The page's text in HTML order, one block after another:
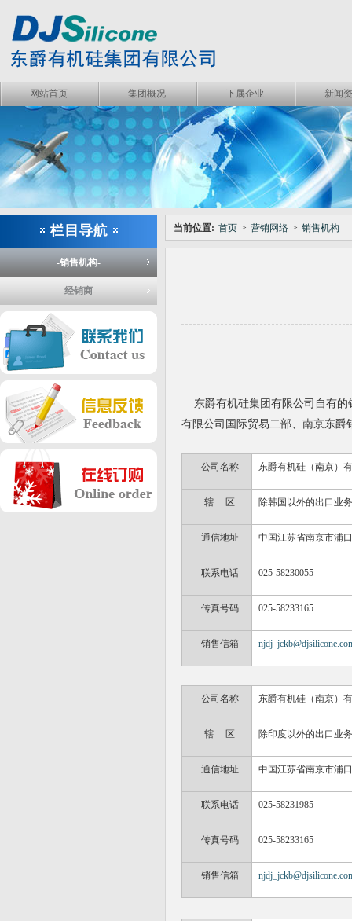
网站首页 集团概况 下属企业 新闻
-销售机构-
-经销商-
当前位置: 首页 > 营销网络 > 销售机构
东爵有机硅集团有限公司自有的
有限公司国际贸易二部、 南京东爵
公司名称 东爵有机硅（南京）
辖 区 除韩国以外的出口业务
通信地址 中国江苏省南京市浦
联系电话 025-58230055
传真号码 025-58233165
销售信箱
公司名称 东爵有机硅（南京）
辖 区 除印度以外的出口业务
通信地址 中国江苏省南京市浦
联系电话 025-58231985
传真号码 025-58233165
销售信箱